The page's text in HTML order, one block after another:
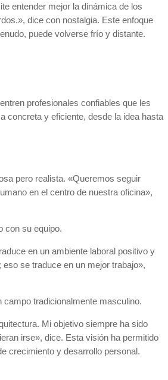
entender mejor la dinámica de los
dice con nostalgia. Este enfoque
puede volverse frío y distante.
profesionales confiables que les
concreta y eficiente, desde la idea hasta
pero realista. «Queremos seguir
en el centro de nuestra oficina»,
con su equipo.
en un ambiente laboral positivo y
se traduce en un mejor trabajo»,
tradicionalmente masculino.
Mi objetivo siempre ha sido
irse», dice. Esta visión ha permitido
crecimiento y desarrollo personal.